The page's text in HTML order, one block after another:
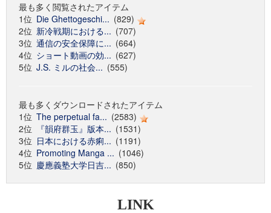
最も多く閲覧されたアイテム
1位 Die Ghettogeschi... (829)
2位 新冷戦期における... (707)
3位 通信の安全保障に... (664)
4位 ショート動画の効... (627)
5位 J.S. ミルの社会... (555)
最も多くダウンロードされたアイテム
1位 The perpetual fa... (2583)
2位
『韻府群玉』版本... (1531)
3位 日本における赤痢... (1191)
4位 Promoting Manga ... (1046)
5位 慶應義塾大学日吉... (850)
LINK